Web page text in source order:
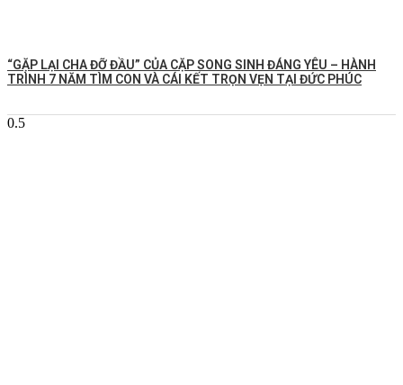
️“GẶP LẠI CHA ĐỠ ĐẦU” CỦA CẶP SONG SINH ĐÁNG YÊU – HÀNH
TRÌNH 7 NĂM TÌM CON VÀ CÁI KẾT TRỌN VẸN TẠI ĐỨC PHÚC